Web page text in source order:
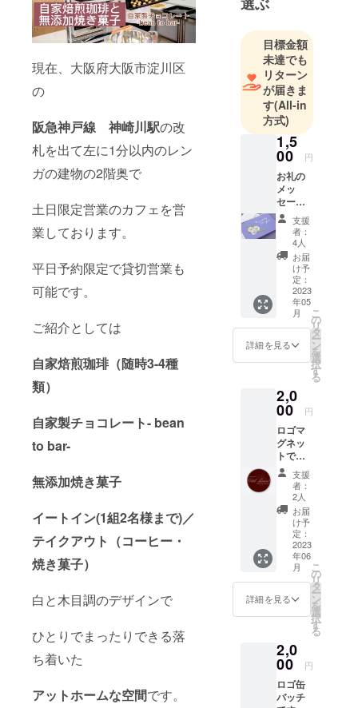
現在、大阪府大阪市淀川区
の
阪急神戸線 神崎川駅の改
札を出て左に1分以内のレン
ガの建物の2階奥で
土日限定営業のカフェを営
業しております。
平日予約限定で貸切営業も
可能です。
ご紹介としては
自家焙煎珈琲（随時3-4種
類）
自家製チョコレート- bean
to bar-
無添加焼き菓子
イートイン(1組2名様まで)／
テイクアウト（コーヒー・
焼き菓子）
白と木目調のデザインで
ひとりでまったりできる落
ち着いた
アットホームな空間です。
目標金額
未達でも
リターン
が届きま
す(All-in
方式)
1,5
00 円
お礼の
メッ
セージ
カード
支援
者：
4人
お届
け予
定：
2023
年05
月
詳細を見る
こ
の
リ
タ
ー
ン
を
選
択
す
る
2,0
00 円
ロゴマ
グネッ
トです
※新しい
デザイ
ンでに
代わる
可能性
があり
ます。
※ランダ
ムにな
りま
す。
・商
品サイ
径5セン
チ ・
素
材
マグ
支援
者：
2人
お届
け予
定：
2023
年06
月
詳細を見る
こ
の
リ
タ
ー
ン
を
選
択
す
る
2,0
00 円
ロゴ缶
バッチ